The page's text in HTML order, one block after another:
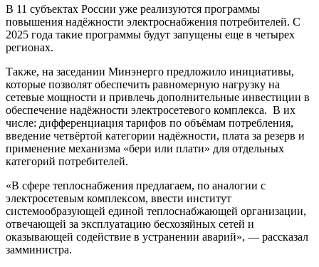
В 11 субъектах России уже реализуются программы
повышения надёжности электроснабжения потребителей. С
2025 года такие программы будут запущены еще в четырех
регионах.
Также, на заседании Минэнерго предложило инициативы,
которые позволят обеспечить равномерную нагрузку на
сетевые мощности и привлечь дополнительные инвестиции в
обеспечение надёжности электросетевого комплекса. В их
числе: дифференциация тарифов по объёмам потребления,
введение четвёртой категории надёжности, плата за резерв и
применение механизма «бери или плати» для отдельных
категорий потребителей.
«В сфере теплоснабжения предлагаем, по аналогии с
электросетевым комплексом, ввести институт
системообразующей единой теплоснабжающей организации,
отвечающей за эксплуатацию бесхозяйных сетей и
оказывающей содействие в устранении аварий», — рассказал
замминистра.